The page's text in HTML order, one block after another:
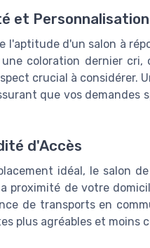
et Personnalisation
l'aptitude d'un salon à
coloration dernier
crucial à considérer.
que vos
d'Accès
idéal, le salon
proximité de votre
de transports en
plus agréables et moins